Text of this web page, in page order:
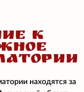
К
находятся за